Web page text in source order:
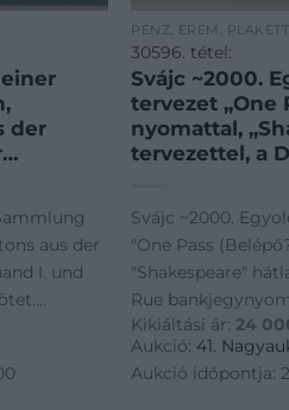
der
Hauser:
von
J
aus der
I. und
"Katalog
Plaketten
PÉNZ, ÉREM, PLAKETT
30596. tétel:
Svájc ~2000.
tervezet „One
nyomattal,
tervezettel, a
One-sided
„One Pass
„Shake
Svájc ~2000.
"One Pass
"Shakespeare"
Rue
T:UNC,AU /
test banknote with
print, with "Shake
Kikiáltási ár: 24
Aukció: 41.
Aukció időpontja: